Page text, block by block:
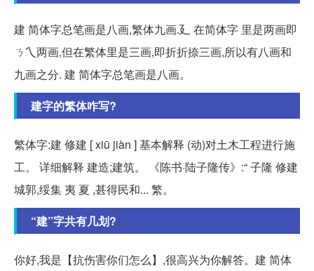
建 简体字总笔画是八画,繁体九画.廴 在简体字 里是两画即
ㄋ乀两画,但在繁体里是三画,即折折捺三画,所以有八画和
九画之分. 建 简体字总笔画是八画。
建字的繁体咋写?
繁体字:建 修建 [ xiū jiàn ] 基本解释 (动)对土木工程进行施
工。 详细解释 建造;建筑。 《陈书·陆子隆传》:“ 子隆 修建
城郭,绥集 夷 夏 ,甚得民和... 繁。
“建”字共有几划?
你好,我是【抗伤害你们怎么】,很高兴为你解答。建 简体